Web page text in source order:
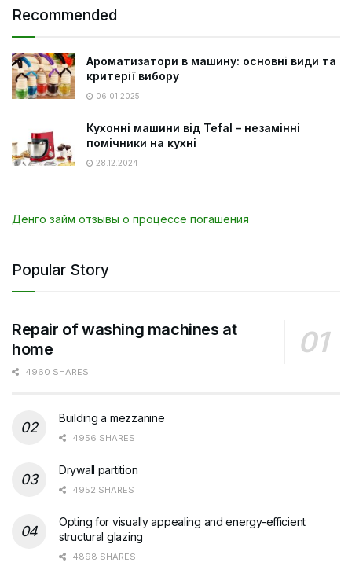
Recommended
Ароматизатори в машину: основні види та
критерії вибору
06.01.2025
Кухонні машини від Tefal – незамінні
помічники на кухні
28.12.2024
Денго займ отзывы о процессе погашения
Popular Story
Repair of washing machines at
home
4960 SHARES
Building a mezzanine
4956 SHARES
Drywall partition
4952 SHARES
Opting for visually appealing and energy-efficient
structural glazing
4898 SHARES